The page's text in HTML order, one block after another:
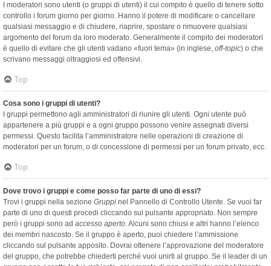
I moderatori sono utenti (o gruppi di utenti) il cui compito è quello di tenere sotto
controllo i forum giorno per giorno. Hanno il potere di modificare o cancellare
qualsiasi messaggio e di chiudere, riaprire, spostare o rimuovere qualsiasi
argomento del forum da loro moderato. Generalmente il compito dei moderatori
è quello di evitare che gli utenti vadano «fuori tema» (in inglese, off-topic) o che
scrivano messaggi oltraggiosi ed offensivi.
Top
Cosa sono i gruppi di utenti?
I gruppi permettono agli amministratori di riunire gli utenti. Ogni utente può
appartenere a più gruppi e a ogni gruppo possono venire assegnati diversi
permessi. Questo facilita l’amministratore nelle operazioni di creazione di
moderatori per un forum, o di concessione di permessi per un forum privato, ecc.
Top
Dove trovo i gruppi e come posso far parte di uno di essi?
Trovi i gruppi nella sezione Gruppi nel Pannello di Controllo Utente. Se vuoi far
parte di uno di questi procedi cliccando sul pulsante appropriato. Non sempre
però i gruppi sono ad accesso aperto. Alcuni sono chiusi e altri hanno l’elenco
dei membri nascosto. Se il gruppo è aperto, puoi chiedere l’ammissione
cliccando sul pulsante apposito. Dovrai ottenere l’approvazione del moderatore
del gruppo, che potrebbe chiederti perché vuoi unirti al gruppo. Se il leader di un